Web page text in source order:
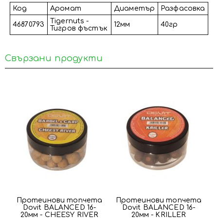
Код Аромат Диаметър Разфасовка
46870793
Tigernuts -
Тигров фъстък
12мм 40гр
Свързани продукти
Протеинови топчета
Dovit BALANCED 16-
20мм - CHEESY RIVER
Протеинови топчета
Dovit BALANCED 16-
20мм - KRILLER